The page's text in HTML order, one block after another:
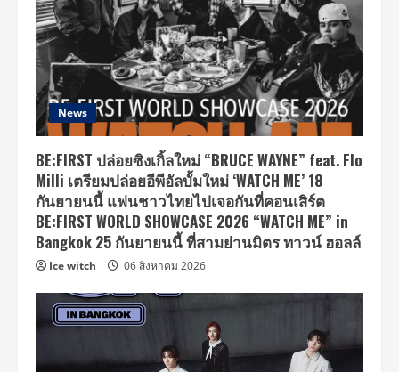
News
BE:FIRST ปล่อยซิงเกิ้ลใหม่ “BRUCE WAYNE” feat. Flo
Milli เตรียมปล่อยอีพีอัลบั้มใหม่ ‘WATCH ME’ 18
กันยายนนี้ แฟนชาวไทยไปเจอกันที่คอนเสิร์ต
BE:FIRST WORLD SHOWCASE 2026 “WATCH ME” in
Bangkok 25 กันยายนนี้ ที่สามย่านมิตร ทาวน์ ฮอลล์
Ice witch 06 สิงหาคม 2026